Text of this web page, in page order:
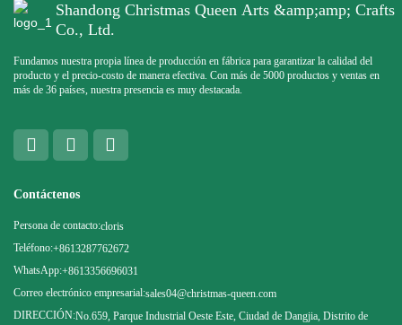
Shandong Christmas Queen Arts &amp;amp; Crafts
Co., Ltd.
Fundamos nuestra propia línea de producción en fábrica para garantizar la calidad del
producto y el precio-costo de manera efectiva. Con más de 5000 productos y ventas en
más de 36 países, nuestra presencia es muy destacada.
Contáctenos
Persona de contacto:cloris
Teléfono:+8613287762672
WhatsApp:+8613356696031
Correo electrónico empresarial:sales04@christmas-queen.com
DIRECCIÓN:No.659, Parque Industrial Oeste Este, Ciudad de Dangjia, Distrito de